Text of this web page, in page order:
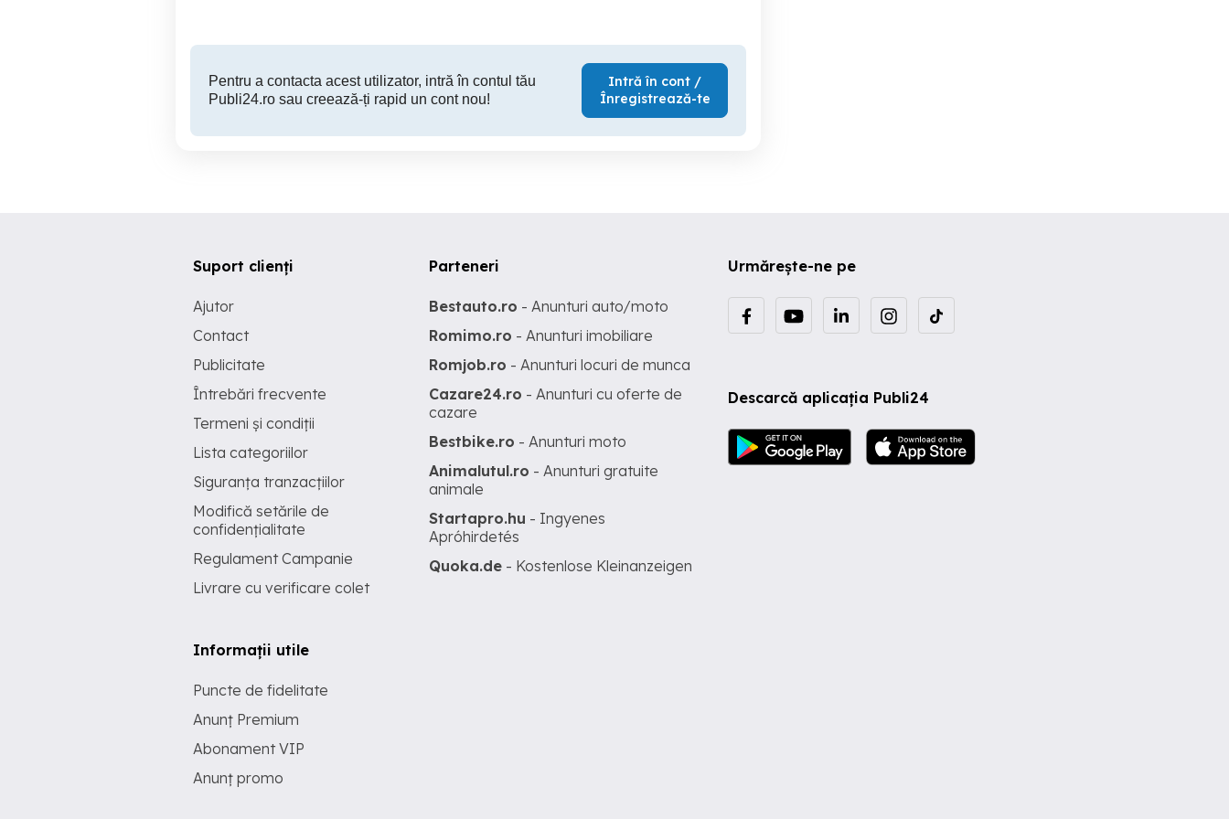
Pentru a contacta acest utilizator, intră în contul tău
Publi24.ro sau creează-ți rapid un cont nou!
Intră în cont /
Înregistrează-te
Urmărește-ne pe
Descarcă aplicația Publi24
Suport clienți
Ajutor
Contact
Publicitate
Întrebări frecvente
Termeni și condiții
Lista categoriilor
Siguranța tranzacțiilor
Modifică setările de
confidențialitate
Regulament Campanie
Livrare cu verificare colet
Informații utile
Puncte de fidelitate
Anunț Premium
Abonament VIP
Anunț promo
Parteneri
Bestauto.ro - Anunturi auto/moto
Romimo.ro - Anunturi imobiliare
Romjob.ro - Anunturi locuri de munca
Cazare24.ro - Anunturi cu oferte de
cazare
Bestbike.ro - Anunturi moto
Animalutul.ro - Anunturi gratuite
animale
Startapro.hu - Ingyenes
Apróhirdetés
Quoka.de - Kostenlose Kleinanzeigen